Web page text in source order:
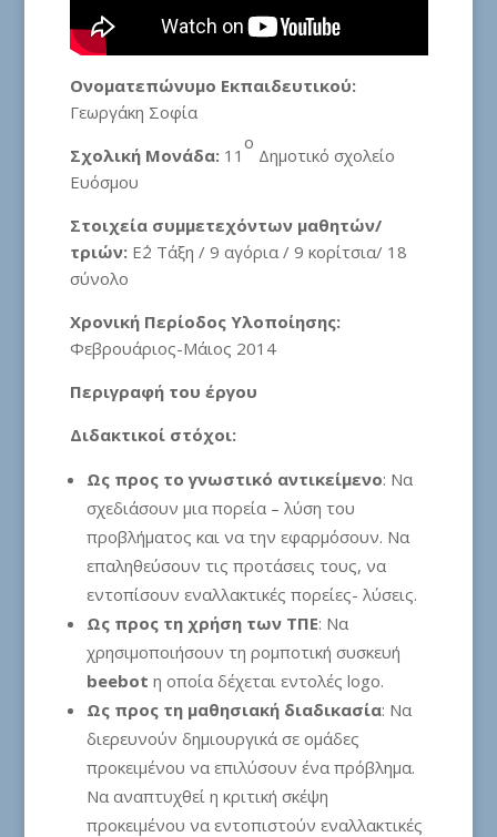
Ονοματεπώνυμο Εκπαιδευτικού:
Γεωργάκη Σοφία
Σχολική Μονάδα: 11
ο
Δημοτικό σχολείο
Ευόσμου
Στοιχεία συμμετεχόντων μαθητών/
τριών: Ε΄2 Τάξη / 9 αγόρια / 9 κορίτσια/ 18
σύνολο
Χρονική Περίοδος Υλοποίησης:
Φεβρουάριος-Μάιος 2014
Περιγραφή του έργου
Διδακτικοί στόχοι:
Ως προς το γνωστικό αντικείμενο: Να
σχεδιάσουν μια πορεία – λύση του
προβλήματος και να την εφαρμόσουν. Να
επαληθεύσουν τις προτάσεις τους, να
εντοπίσουν εναλλακτικές πορείες- λύσεις.
Ως προς τη χρήση των ΤΠΕ: Να
χρησιμοποιήσουν τη ρομποτική συσκευή
beebot η οποία δέχεται εντολές logo.
Ως προς τη μαθησιακή διαδικασία: Να
διερευνούν δημιουργικά σε ομάδες
προκειμένου να επιλύσουν ένα πρόβλημα.
Να αναπτυχθεί η κριτική σκέψη
προκειμένου να εντοπιστούν εναλλακτικές